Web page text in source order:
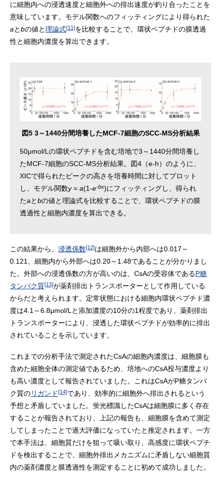
に細胞内への浸透速度と細胞外への排出速度が釣り合ったことを
意味しています。モデル関数へのフィッティングにより得られた
aとbの値と理論式[11]を比較することで、環状ペプチドの膜透過
性と細胞内濃度を算出できます。
図5 3～1440分間培養したMCF-7細胞のSCC-MS分析結果
50μmol/Lの環状ペプチドを含む培地で3～1440分間培養し
たMCF-7細胞のSCC-MS分析結果。図4（e-h）のように、
XICで得られたピークの高さを培養時間に対してプロット
し、モデル関数y= a(1-e-bx)にフィッティングし、得られ
たaとbの値と理論式を比較することで、環状ペプチドの膜
透過性と細胞内濃度を算出できる。
この結果から、 浸透係数[12]は細胞外から内部へは0.017～
0.121、細胞内から外部へは0.20～1.48であることが分かりまし
た。外部への浸透係数の方が高いのは、CsAの受容体であるP糖
タンパク質[13]が薬剤排出トランスポーターとして作用している
からだと考えられます。定常状態における細胞内環状ペプチド濃
度は4.1～6.8μmol/Lと添加濃度の10分の1程度であり、薬剤排出
トランスポーターにより、浸透した環状ペプチドが効率的に排出
されていることを示しています。
これまでの分析手法で測定されたCsAの細胞内濃度は、細胞膜も
含めた細胞全体の測定値であるため、培地へのCsA投与濃度より
も高い濃度として報告されていました。これはCsAがP糖タンパ
ク質のリガンド [14]であり、効率的に細胞外へ排出されるという
予想と矛盾していました。蛍光標識したCsAは細胞膜に多く存在
することが報告されており、上記の報告も、細胞膜を含めて測定
してしまったことで過大評価になっていたと推定されます。一方
で本手法は、細胞質だけを狙って吸い取り、高感度に環状ペプチ
ドを検出することで、細胞外排出メカニズムに矛盾しない細胞質
内の薬剤濃度と膜透過性を測定することに初めて成功しました。